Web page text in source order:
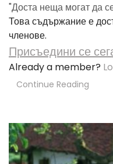
"Доста неща могат да
Това съдържание е
членове.
Присъедини се
Already a member?
Continue Reading